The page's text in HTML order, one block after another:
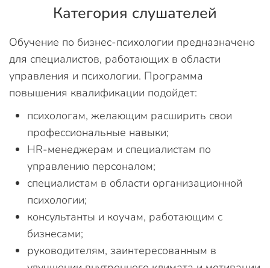
Категория слушателей
Обучение по бизнес-психологии предназначено
для специалистов, работающих в области
управления и психологии. Программа
повышения квалификации подойдет:
психологам, желающим расширить свои
профессиональные навыки;
HR-менеджерам и специалистам по
управлению персоналом;
специалистам в области организационной
психологии;
консультанты и коучам, работающим с
бизнесами;
руководителям, заинтересованным в